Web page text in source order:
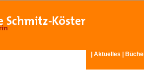
Aktuelles